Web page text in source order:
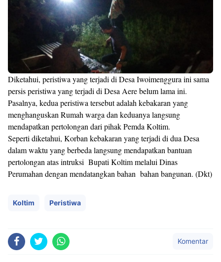
Diketahui, peristiwa yang terjadi di Desa Iwoimenggura ini sama
persis peristiwa yang terjadi di Desa Aere belum lama ini.
Pasalnya, kedua peristiwa tersebut adalah kebakaran yang
menghanguskan Rumah warga dan keduanya langsung
mendapatkan pertolongan dari pihak Pemda Koltim.
Seperti diketahui, Korban kebakaran yang terjadi di dua Desa
dalam waktu yang berbeda langsung mendapatkan bantuan
pertolongan atas intruksi Bupati Koltim melalui Dinas
Perumahan dengan mendatangkan bahan bahan bangunan. (Dkt)
Koltim Peristiwa
Komentar